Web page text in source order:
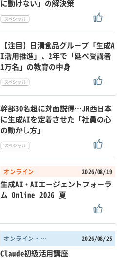
に動けない」の解決策
【注目】日清食品グループ「生成A
I活用推進」、2年で「延べ受講者
1万名」の教育の中身
幹部30名超に対面説得…JR西日本
に生成AIを定着させた「社員の心
の動かし方」
オンライン 2026/08/19
生成AI・AIエージェントフォーラ
ム Online 2026 夏
オンライン・東京都 2026/08/25
Claude初級活用講座